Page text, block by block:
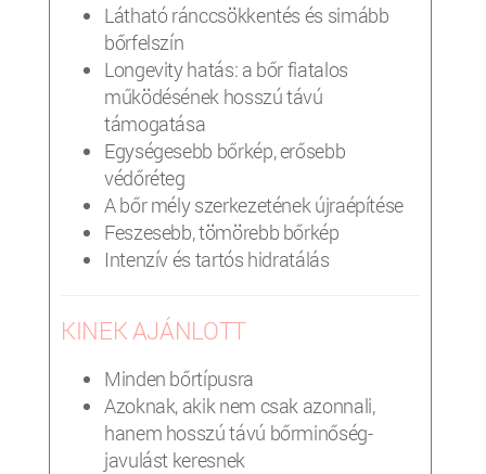
Látható ránccsökkentés és simább
bőrfelszín
Longevity hatás: a bőr fiatalos
működésének hosszú távú
támogatása
Egységesebb bőrkép, erősebb
védőréteg
A bőr mély szerkezetének újraépítése
Feszesebb, tömörebb bőrkép
Intenzív és tartós hidratálás
KINEK AJÁNLOTT
Minden bőrtípusra
Azoknak, akik nem csak azonnali,
hanem hosszú távú bőrminőség-
javulást keresnek